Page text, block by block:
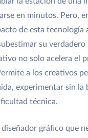
en minutos. Pero,
de esta tecnología
su verdadero
no solo acelera el
a los creativos
experimentar sin la
técnica.
gráfico que